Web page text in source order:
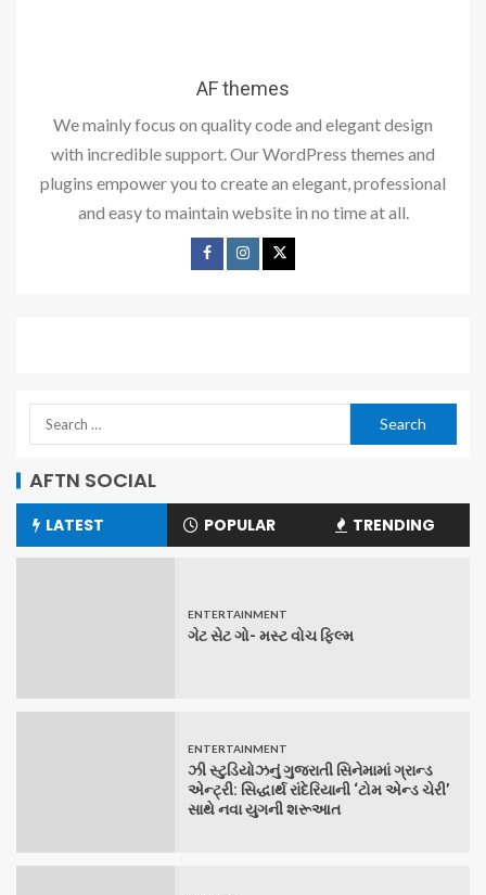
AF themes
We mainly focus on quality code and elegant design
with incredible support. Our WordPress themes and
plugins empower you to create an elegant, professional
and easy to maintain website in no time at all.
AFTN SOCIAL
LATEST POPULAR TRENDING
ENTERTAINMENT
ગેટ સેટ ગો- મસ્ટ વોચ ફિલ્મ
ENTERTAINMENT
ઝી સ્ટુડિયોઝનું ગુજરાતી સિનેમામાં ગ્રાન્ડ
એન્ટ્રી: સિદ્ધાર્થ રાંદેરિયાની ‘ટોમ એન્ડ ચેરી’
સાથે નવા યુગની શરૂઆત